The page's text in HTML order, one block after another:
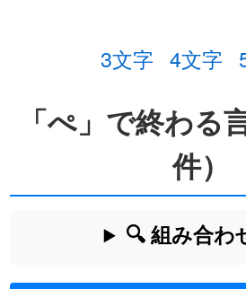
3文字 4文字
「ぺ」で終わる
件）
🔍 組み合わ